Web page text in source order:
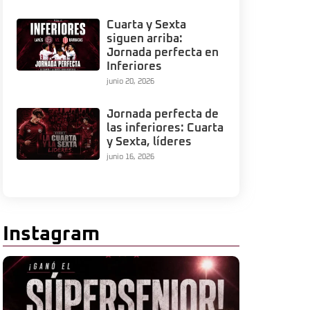
Cuarta y Sexta
siguen arriba:
Jornada perfecta en
Inferiores
junio 20, 2026
Jornada perfecta de
las inferiores: Cuarta
y Sexta, líderes
junio 16, 2026
Instagram